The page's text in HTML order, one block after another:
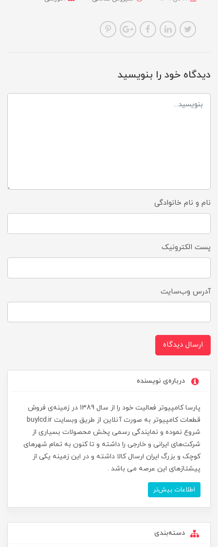
دیدگاه خود را بنویسید
نام و نام خانوادگی
پست الکترونیک
آدرس وب‌سایت
ارسال دیدگاه
درباره‌ی نویسنده
پارسا کامپیوتر فعالیت خود را از سال 1389 در زمینه‌ی فروش
قطعات کامپیوتر به صورت آنلاین از طریق وبسایت buylcd.ir
شروع نموده و نمایندگی رسمی پخش محصولات بسیاری از
شرکت‌های ایرانی و خارجی را داشته و تا کنون به تمام شهرهای
کوچک و بزرگ ایران ارسال کالا داشته و در این زمینه یکی از
پیشتازهای این عرصه می باشد .
اطلاعات بیش‌تر
دسته‌بندی